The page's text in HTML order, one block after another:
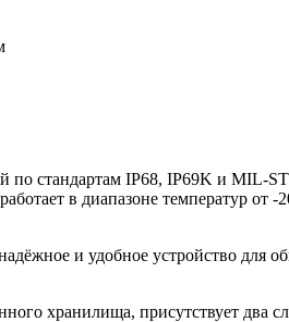
по стандартам IP68, IP69K и MIL-
в диапазоне температур от
и удобное устройство для
хранилища, присутствует два